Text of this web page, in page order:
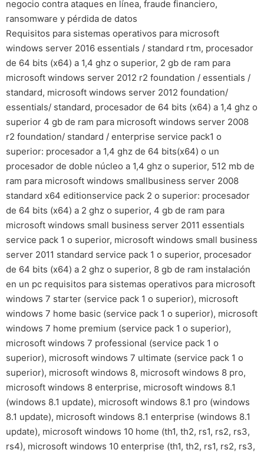
negocio contra ataques en línea, fraude financiero,
ransomware y pérdida de datos
Requisitos para sistemas operativos para microsoft
windows server 2016 essentials / standard rtm, procesador
de 64 bits (x64) a 1,4 ghz o superior, 2 gb de ram para
microsoft windows server 2012 r2 foundation / essentials /
standard, microsoft windows server 2012 foundation/
essentials/ standard, procesador de 64 bits (x64) a 1,4 ghz o
superior 4 gb de ram para microsoft windows server 2008
r2 foundation/ standard / enterprise service pack1 o
superior: procesador a 1,4 ghz de 64 bits(x64) o un
procesador de doble núcleo a 1,4 ghz o superior, 512 mb de
ram para microsoft windows smallbusiness server 2008
standard x64 editionservice pack 2 o superior: procesador
de 64 bits (x64) a 2 ghz o superior, 4 gb de ram para
microsoft windows small business server 2011 essentials
service pack 1 o superior, microsoft windows small business
server 2011 standard service pack 1 o superior, procesador
de 64 bits (x64) a 2 ghz o superior, 8 gb de ram instalación
en un pc requisitos para sistemas operativos para microsoft
windows 7 starter (service pack 1 o superior), microsoft
windows 7 home basic (service pack 1 o superior), microsoft
windows 7 home premium (service pack 1 o superior),
microsoft windows 7 professional (service pack 1 o
superior), microsoft windows 7 ultimate (service pack 1 o
superior), microsoft windows 8, microsoft windows 8 pro,
microsoft windows 8 enterprise, microsoft windows 8.1
(windows 8.1 update), microsoft windows 8.1 pro (windows
8.1 update), microsoft windows 8.1 enterprise (windows 8.1
update), microsoft windows 10 home (th1, th2, rs1, rs2, rs3,
rs4), microsoft windows 10 enterprise (th1, th2, rs1, rs2, rs3,